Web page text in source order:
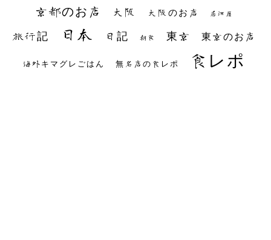
京都のお店 大阪 大阪のお店 居酒屋
旅行記 日本 日記 朝食 東京 東京のお店
海外キマグレごはん 無名店の食レポ 食レポ